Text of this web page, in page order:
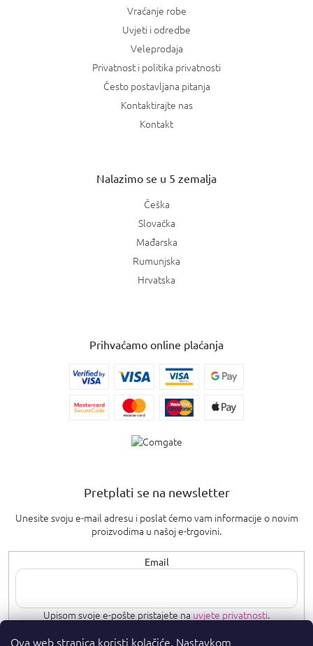
Ova web stranica koristi kolačiće. Nastavkom
Vraćanje robe
Uvjeti i odredbe
Veleprodaja
Privatnost i politika privatnosti
Često postavljana pitanja
Kontaktirajte nas
Kontakt
Nalazimo se u 5 zemalja
Češka
Slovačka
Mađarska
Rumunjska
Hrvatska
Prihvaćamo online plaćanja
Pretplati se na newsletter
Unesite svoju e-mail adresu i poslat ćemo vam informacije o novim
proizvodima u našoj e-trgovini.
Email
Upisom svoje e-pošte pristajete nauvjete privatnosti.